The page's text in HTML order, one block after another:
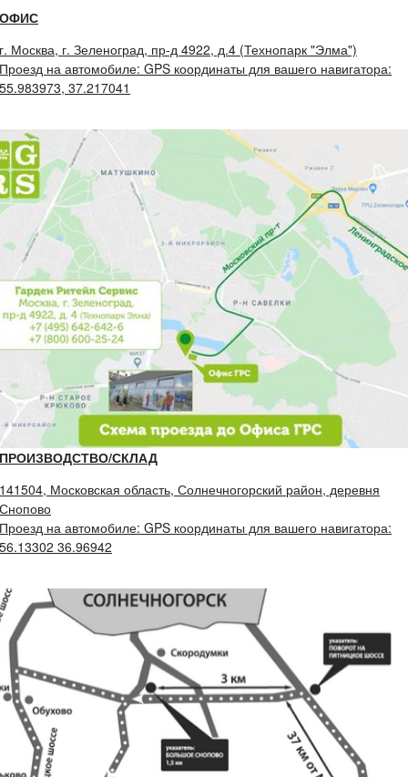
ОФИС
г. Москва, г. Зеленоград, пр-д 4922, д.4 (Технопарк "Элма")
Проезд на автомобиле: GPS координаты для вашего навигатора:
55.983973, 37.217041
ПРОИЗВОДСТВО/СКЛАД
141504, Московская область, Солнечногорский район, деревня
Снопово
Проезд на автомобиле: GPS координаты для вашего навигатора:
56.13302 36.96942